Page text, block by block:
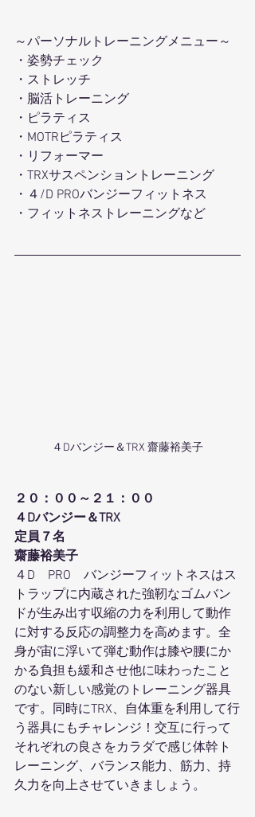
～パーソナルトレーニングメニュー～
・姿勢チェック
・ストレッチ
・脳活トレーニング
・ピラティス
・MOTRピラティス
・リフォーマー
・TRXサスペンショントレーニング
・４/D PROバンジーフィットネス
・フィットネストレーニングなど
４Dバンジー＆TRX 齋藤裕美子
２０：００～２１：００
４Dバンジー＆TRX
定員７名
齋藤裕美子
４D　PRO　バンジーフィットネスはス
トラップに内蔵された強靭なゴムバン
ドが生み出す収縮の力を利用して動作
に対する反応の調整力を高めます。全
身が宙に浮いて弾む動作は膝や腰にか
かる負担も緩和させ他に味わったこと
のない新しい感覚のトレーニング器具
です。同時にTRX、自体重を利用して行
う器具にもチャレンジ！交互に行って
それぞれの良さをカラダで感じ体幹ト
レーニング、バランス能力、筋力、持
久力を向上させていきましょう。